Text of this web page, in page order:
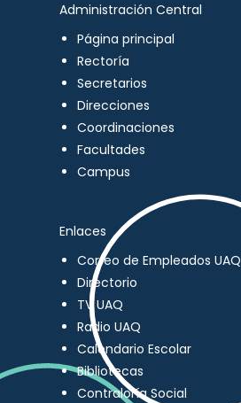
Administración Central
Página principal
Rectoría
Secretarios
Direcciones
Coordinaciones
Facultades
Campus
Enlaces
Correo de Empleados UAQ
Directorio
TV UAQ
Radio UAQ
Calendario Escolar
Bibliotecas
Contraloría Social